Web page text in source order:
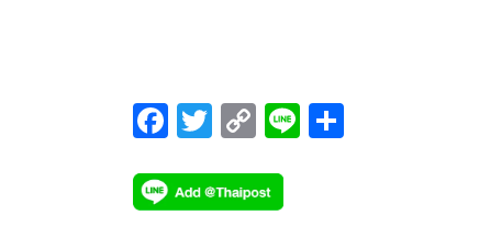
F
e
b
T
tt
er
C
p
y
Li